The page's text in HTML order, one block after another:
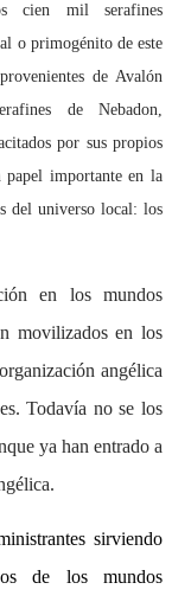
cien mil serafines
o primogénito de este
de Avalón
de Nebadon,
por sus propios
papel importante en la
del universo local: los
en los mundos
movilizados en los
angélica
Todavía no se los
ya han entrado a
sirviendo
de los mundos